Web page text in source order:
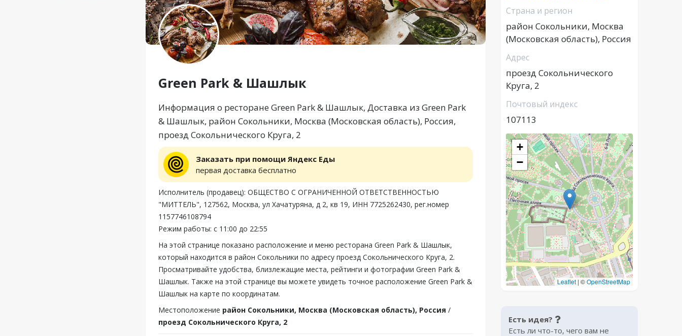
Green Park & Шашлык
Информация о ресторане Green Park & Шашлык, Доставка из Green Park
& Шашлык, район Сокольники, Москва (Московская область), Россия,
проезд Сокольнического Круга, 2
Заказать при помощи Яндекс Еды
первая доставка бесплатно
Исполнитель (продавец): ОБЩЕСТВО С ОГРАНИЧЕННОЙ ОТВЕТСТВЕННОСТЬЮ
"МИТТЕЛЬ", 127562, Москва, ул Хачатуряна, д 2, кв 19, ИНН 7725262430, рег.номер
1157746108794
Режим работы: с 11:00 до 22:55
На этой странице показано расположение и меню ресторана Green Park & Шашлык,
который находится в район Сокольники по адресу проезд Сокольнического Круга, 2.
Просматривайте удобства, близлежащие места, рейтинги и фотографии Green Park &
Шашлык. Также на этой странице вы можете увидеть точное расположение Green Park &
Шашлык на карте по координатам.
Местоположение район Сокольники, Москва (Московская область), Россия /
проезд Сокольнического Круга, 2
Страна и регион
район Сокольники, Москва
(Московская область), Россия
Адрес
проезд Сокольнического
Круга, 2
Почтовый индекс
107113
+
−
Leaflet | ©OpenStreetMap
Есть идея?
Есть ли что-то, чего вам не